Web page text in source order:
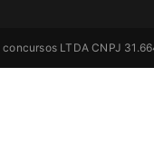
LTDA CNPJ